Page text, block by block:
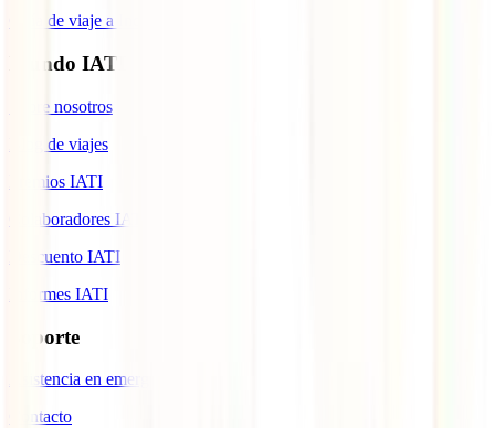
Guía de viaje a Indonesia
Mundo IATI
Sobre nosotros
Blog de viajes
Premios IATI
Colaboradores IATI
Descuento IATI
Informes IATI
Soporte
Asistencia en emergencias
Contacto